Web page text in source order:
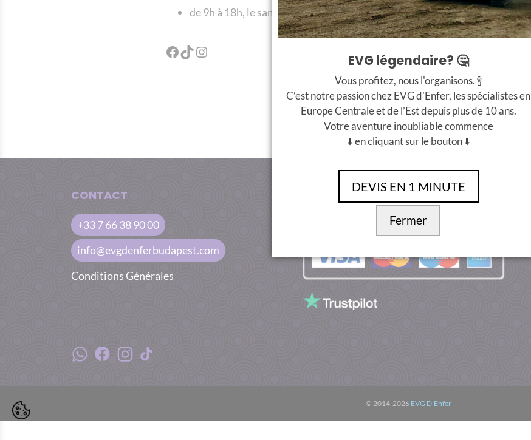
de 9h à 18h, le samedi
Facebook TikTok Instagram
CONTACT
+33 7 66 38 90 00
info@evgdenferbudapest.com
Conditions Générales
PAIMENT SÉCURISÉ
© 2014-2026 EVG D’Enfer
EVG légendaire? 🤔
Vous profitez, nous l'organisons. 🍾
C’est notre passion chez EVG d'Enfer, les spécialistes en
Europe Centrale et de l’Est depuis plus de 10 ans.
Votre aventure inoubliable commence
⬇️ en cliquant sur le bouton ⬇️
DEVIS EN 1 MINUTE
Fermer